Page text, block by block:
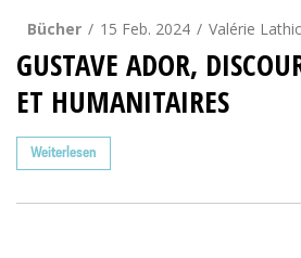
Bücher 15 Feb. 2024 Valérie
GUSTAVE ADOR,
ET HUMANITAIRES
Weiterlesen